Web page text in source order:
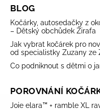
BLOG
Kočárky, autosedačky z
– Dětský obchůdek Žirafa
Jak vybrat kočárek pro
od specialistky Zuzany ze
Co podniknout s dětmi o
POROVNÁNÍ
Joie elara™ + ramble XL